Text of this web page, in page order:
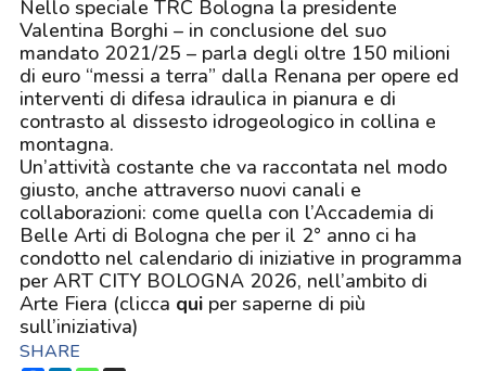
Nello speciale TRC Bologna la presidente
Valentina Borghi – in conclusione del suo
mandato 2021/25 – parla degli oltre 150 milioni
di euro “messi a terra” dalla Renana per opere ed
interventi di difesa idraulica in pianura e di
contrasto al dissesto idrogeologico in collina e
montagna.
Un’attività costante che va raccontata nel modo
giusto, anche attraverso nuovi canali e
collaborazioni: come quella con l’Accademia di
Belle Arti di Bologna che per il 2° anno ci ha
condotto nel calendario di iniziative in programma
per ART CITY BOLOGNA 2026, nell’ambito di
Arte Fiera (clicca quiper saperne di più
sull’iniziativa)
SHARE